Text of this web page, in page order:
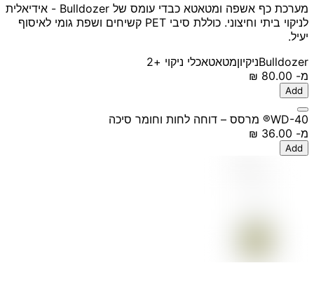
מערכת כף אשפה ומטאטא כבדי עומס של Bulldozer - אידיאלית
לניקוי ביתי וחיצוני. כוללת סיבי PET קשיחים ושפת גומי לאיסוף
יעיל.
Bulldozerניקיוןמטאטאכלי ניקוי +2
מ-
Add
WD-40® מרסס – דוחה לחות וחומר סיכה
מ-
Add